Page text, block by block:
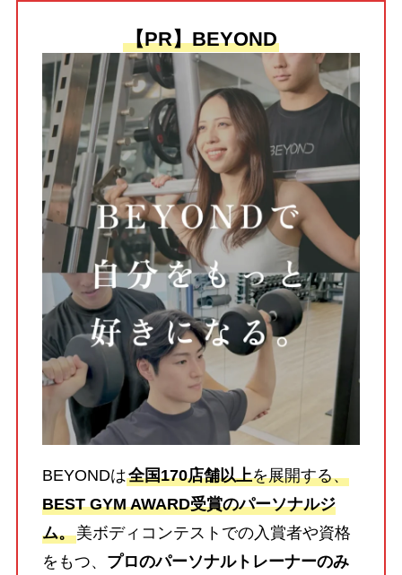
【PR】BEYOND
BEYONDは全国170店舗以上を展開する、
BEST GYM AWARD受賞のパーソナルジ
ム。美ボディコンテストでの入賞者や資格
をもつ、 プロのパーソナルトレーナーのみ